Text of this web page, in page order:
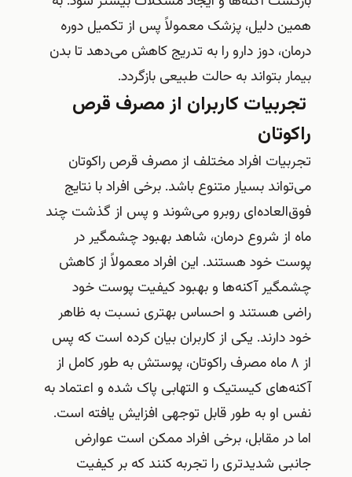
همین دلیل، پزشک معمولاً پس از تکمیل دوره
درمان، دوز دارو را به تدریج کاهش می‌دهد تا بدن
بیمار بتواند به حالت طبیعی بازگردد.
تجربیات کاربران از مصرف قرص
راکوتان
تجربیات افراد مختلف از مصرف قرص راکوتان
می‌تواند بسیار متنوع باشد. برخی افراد با نتایج
فوق‌العاده‌ای روبرو می‌شوند و پس از گذشت چند
ماه از شروع درمان، شاهد بهبود چشمگیر در
پوست خود هستند. این افراد معمولاً از کاهش
چشمگیر آکنه‌ها و بهبود کیفیت پوست خود
راضی هستند و احساس بهتری نسبت به ظاهر
خود دارند. یکی از کاربران بیان کرده است که پس
از ۸ ماه مصرف راکوتان، پوستش به طور کامل از
آکنه‌های کیستیک و التهابی پاک شده و اعتماد به
نفس او به طور قابل توجهی افزایش یافته است.
اما در مقابل، برخی افراد ممکن است عوارض
جانبی شدیدتری را تجربه کنند که بر کیفیت